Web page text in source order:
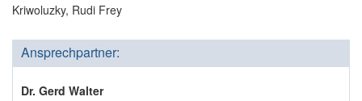
Kriwoluzky, Rudi Frey
Ansprechpartner:
Dr. Gerd Walter